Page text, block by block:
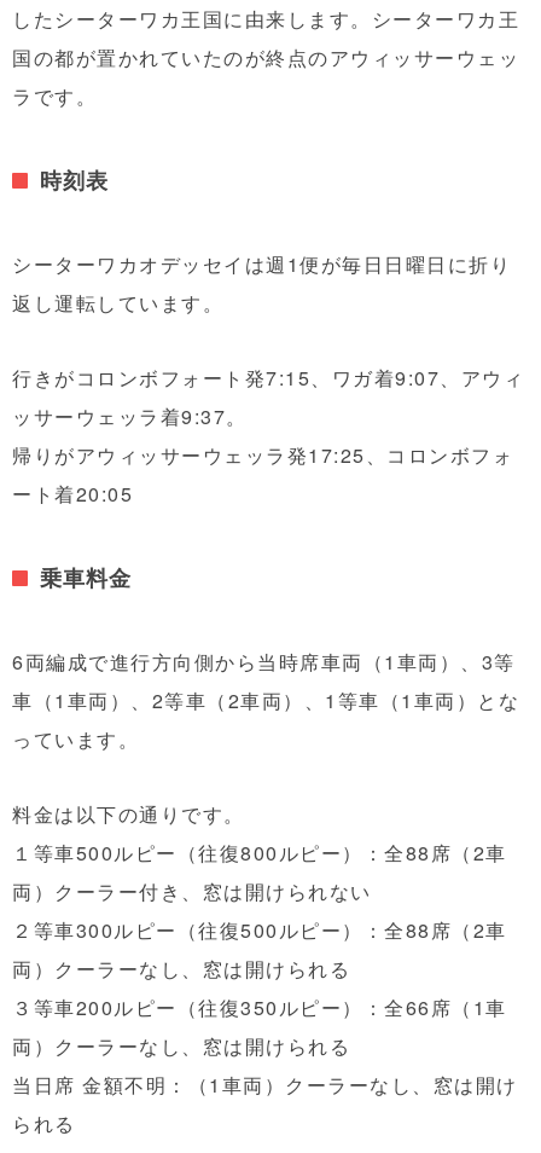
したシーターワカ王国に由来します。シーターワカ王
国の都が置かれていたのが終点のアウィッサーウェッ
ラです。
時刻表
シーターワカオデッセイは週1便が毎日日曜日に折り
返し運転しています。
行きがコロンボフォート発7:15、ワガ着9:07、アウィ
ッサーウェッラ着9:37。
帰りがアウィッサーウェッラ発17:25、コロンボフォ
ート着20:05
乗車料金
6両編成で進行方向側から当時席車両（1車両）、3等
車（1車両）、2等車（2車両）、1等車（1車両）とな
っています。
料金は以下の通りです。
１等車500ルピー（往復800ルピー）：全88席（2車
両）クーラー付き、窓は開けられない
２等車300ルピー（往復500ルピー）：全88席（2車
両）クーラーなし、窓は開けられる
３等車200ルピー（往復350ルピー）：全66席（1車
両）クーラーなし、窓は開けられる
当日席 金額不明：（1車両）クーラーなし、窓は開け
られる